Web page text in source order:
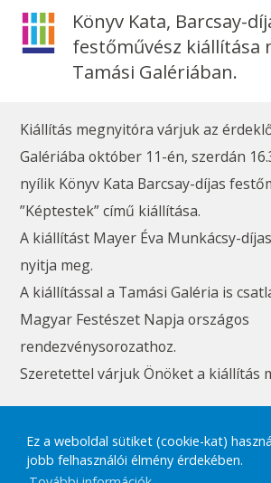
Ez a weboldal sütiket (cookie-kat)
jobb felhasználói élmény érdekében.
Könyv Kata, Barcsay-
festőművész kiállítása
Tamási Galériában.
Kiállítás megnyitóra várjuk az
Galériába október 11-én, szerdán
nyílik Könyv Kata Barcsay-díjas
”Képtestek” című kiállítása.
A kiállítást Mayer Éva Munkácsy-
nyitja meg.
A kiállítással a Tamási Galéria is
Magyar Festészet Napja országos
rendezvénysorozathoz.
Szeretettel várjuk Önöket a kiállítás
#kiállítás